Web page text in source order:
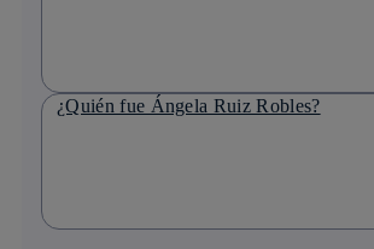
¿Quién fue Ángela Ruiz Robles?